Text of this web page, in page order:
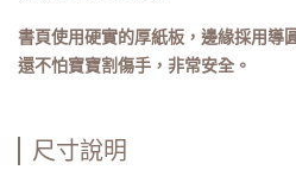
書頁使用硬實的厚紙板，邊緣採用導
還不怕寶寶割傷手，非常安全。
尺寸說明